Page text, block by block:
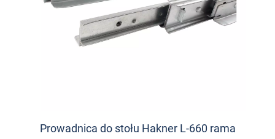
Prowadnica do stołu Hakner L-660 rama